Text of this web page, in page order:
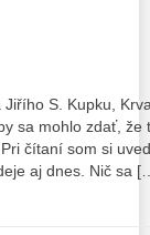
S. Kupku,
sa mohlo zdať,
čítaní som si
aj dnes. Nič sa